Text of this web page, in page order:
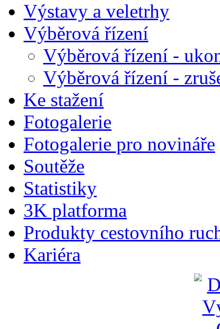
Výstavy a veletrhy
Výběrová řízení
Výběrová řízení -
Výběrová řízení -
Ke stažení
Fotogalerie
Fotogalerie pro novináře
Soutěže
Statistiky
3K platforma
Produkty cestovního
Kariéra